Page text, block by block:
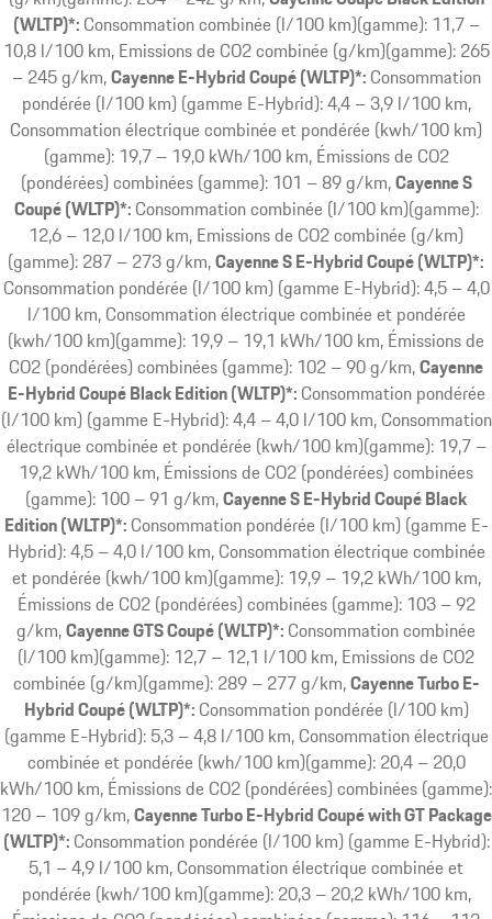
(WLTP)*: Consommation combinée (l/100 km)(gamme): 11,7 –
10,8 l/100 km, Emissions de CO2 combinée (g/km)(gamme): 265
– 245 g/km Cayenne E-Hybrid Coupé (WLTP)*: Consommation
pondérée (l/100 km) (gamme E-Hybrid): 4,4 – 3,9 l/100 km,
Consommation électrique combinée et pondérée (kwh/100 km)
(gamme): 19,7 – 19,0 kWh/100 km, Émissions de CO2
(pondérées) combinées (gamme): 101 – 89 g/km Cayenne S
Coupé (WLTP)*: Consommation combinée (l/100 km)(gamme):
12,6 – 12,0 l/100 km, Emissions de CO2 combinée (g/km)
(gamme): 287 – 273 g/km Cayenne S E-Hybrid Coupé (WLTP)*:
Consommation pondérée (l/100 km) (gamme E-Hybrid): 4,5 – 4,0
l/100 km, Consommation électrique combinée et pondérée
(kwh/100 km)(gamme): 19,9 – 19,1 kWh/100 km, Émissions de
CO2 (pondérées) combinées (gamme): 102 – 90 g/km Cayenne
E-Hybrid Coupé Black Edition (WLTP)*: Consommation pondérée
(l/100 km) (gamme E-Hybrid): 4,4 – 4,0 l/100 km, Consommation
électrique combinée et pondérée (kwh/100 km)(gamme): 19,7 –
19,2 kWh/100 km, Émissions de CO2 (pondérées) combinées
(gamme): 100 – 91 g/km Cayenne S E-Hybrid Coupé Black
Edition (WLTP)*: Consommation pondérée (l/100 km) (gamme E-
Hybrid): 4,5 – 4,0 l/100 km, Consommation électrique combinée
et pondérée (kwh/100 km)(gamme): 19,9 – 19,2 kWh/100 km,
Émissions de CO2 (pondérées) combinées (gamme): 103 – 92
g/km Cayenne GTS Coupé (WLTP)*: Consommation combinée
(l/100 km)(gamme): 12,7 – 12,1 l/100 km, Emissions de CO2
combinée (g/km)(gamme): 289 – 277 g/km Cayenne Turbo E-
Hybrid Coupé (WLTP)*: Consommation pondérée (l/100 km)
(gamme E-Hybrid): 5,3 – 4,8 l/100 km, Consommation électrique
combinée et pondérée (kwh/100 km)(gamme): 20,4 – 20,0
kWh/100 km, Émissions de CO2 (pondérées) combinées (gamme):
120 – 109 g/km Cayenne Turbo E-Hybrid Coupé with GT Package
(WLTP)*: Consommation pondérée (l/100 km) (gamme E-Hybrid):
5,1 – 4,9 l/100 km, Consommation électrique combinée et
pondérée (kwh/100 km)(gamme): 20,3 – 20,2 kWh/100 km,